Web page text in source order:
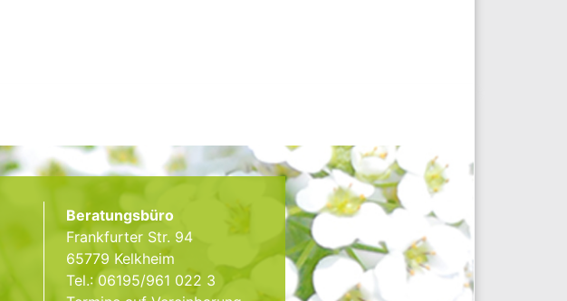
Beratungsbüro
Frankfurter Str. 94
65779 Kelkheim
Tel.: 06195/961 022 3